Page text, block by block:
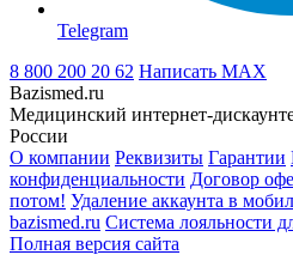
Telegram
8 800 200 20 62 Написать MAX
Bazismed.ru
Медицинский интернет-
России
О компании Реквизиты Гарантии
конфиденциальности Договор
потом! Удаление аккаунта в
bazismed.ru Система лояльности
Полная версия сайта